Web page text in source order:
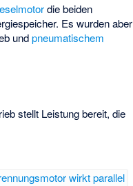
die beiden
Es wurden aber
undpneumatischem
stellt Leistung bereit, die